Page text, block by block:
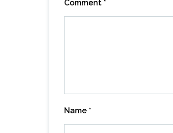
Comment *
Name *